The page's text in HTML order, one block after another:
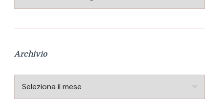
Archivio
Archivio